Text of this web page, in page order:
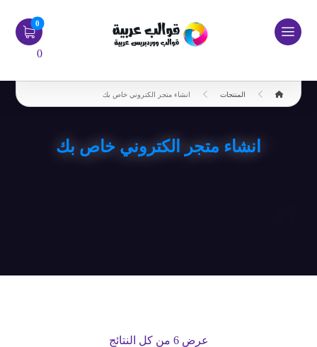
0
المنتجات انشاء متجر الكتروني خاص بك
انشاء متجر الكتروني خاص بك
عرض ⁦6⁩ من كل النتائج